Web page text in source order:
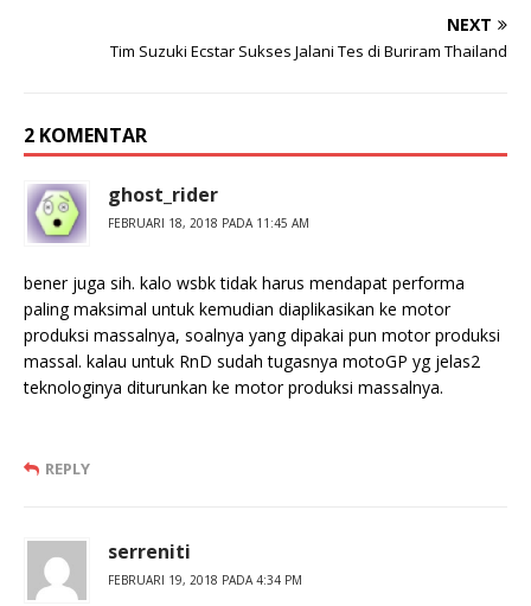
NEXT
Tim Suzuki Ecstar Sukses Jalani Tes di Buriram Thailand
2 KOMENTAR
ghost_rider
FEBRUARI 18, 2018 PADA 11:45 AM
bener juga sih. kalo wsbk tidak harus mendapat performa
paling maksimal untuk kemudian diaplikasikan ke motor
produksi massalnya, soalnya yang dipakai pun motor produksi
massal. kalau untuk RnD sudah tugasnya motoGP yg jelas2
teknologinya diturunkan ke motor produksi massalnya.
REPLY
serreniti
FEBRUARI 19, 2018 PADA 4:34 PM